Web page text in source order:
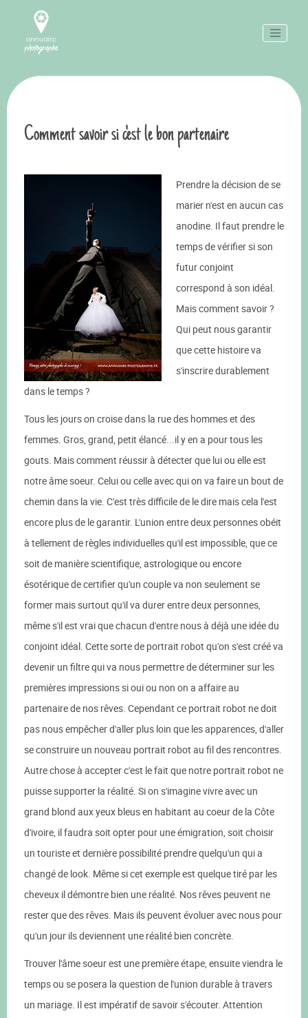
Comment savoir si c'est le bon partenaire
Prendre la décision de se
marier n'est en aucun cas
anodine. Il faut prendre le
temps de vérifier si son
futur conjoint
correspond à son idéal.
Mais comment savoir ?
Qui peut nous garantir
que cette histoire va
s'inscrire durablement
dans le temps ?
Tous les jours on croise dans la rue des hommes et des
femmes. Gros, grand, petit élancé...il y en a pour tous les
gouts. Mais comment réussir à détecter que lui ou elle est
notre âme soeur. Celui ou celle avec qui on va faire un bout de
chemin dans la vie. C'est très difficile de le dire mais cela l'est
encore plus de le garantir. L'union entre deux personnes obéit
à tellement de règles individuelles qu'il est impossible, que ce
soit de manière scientifique, astrologique ou encore
ésotérique de certifier qu'un couple va non seulement se
former mais surtout qu'il va durer entre deux personnes,
même s'il est vrai que chacun d'entre nous à déjà une idée du
conjoint idéal. Cette sorte de portrait robot qu'on s'est créé va
devenir un filtre qui va nous permettre de déterminer sur les
premières impressions si oui ou non on a affaire au
partenaire de nos rêves. Cependant ce portrait robot ne doit
pas nous empêcher d'aller plus loin que les apparences, d'aller
se construire un nouveau portrait robot au fil des rencontres.
Autre chose à accepter c'est le fait que notre portrait robot ne
puisse supporter la réalité. Si on s'imagine vivre avec un
grand blond aux yeux bleus en habitant au coeur de la Côte
d'ivoire, il faudra soit opter pour une émigration, soit choisir
un touriste et dernière possibilité prendre quelqu'un qui a
changé de look. Même si cet exemple est quelque tiré par les
cheveux il démontre bien une réalité. Nos rêves peuvent ne
rester que des rêves. Mais ils peuvent évoluer avec nous pour
qu'un jour ils deviennent une réalité bien concrète.
Trouver l'âme soeur est une première étape, ensuite viendra le
temps ou se posera la question de l'union durable à travers
un mariage. Il est impératif de savoir s'écouter. Attention